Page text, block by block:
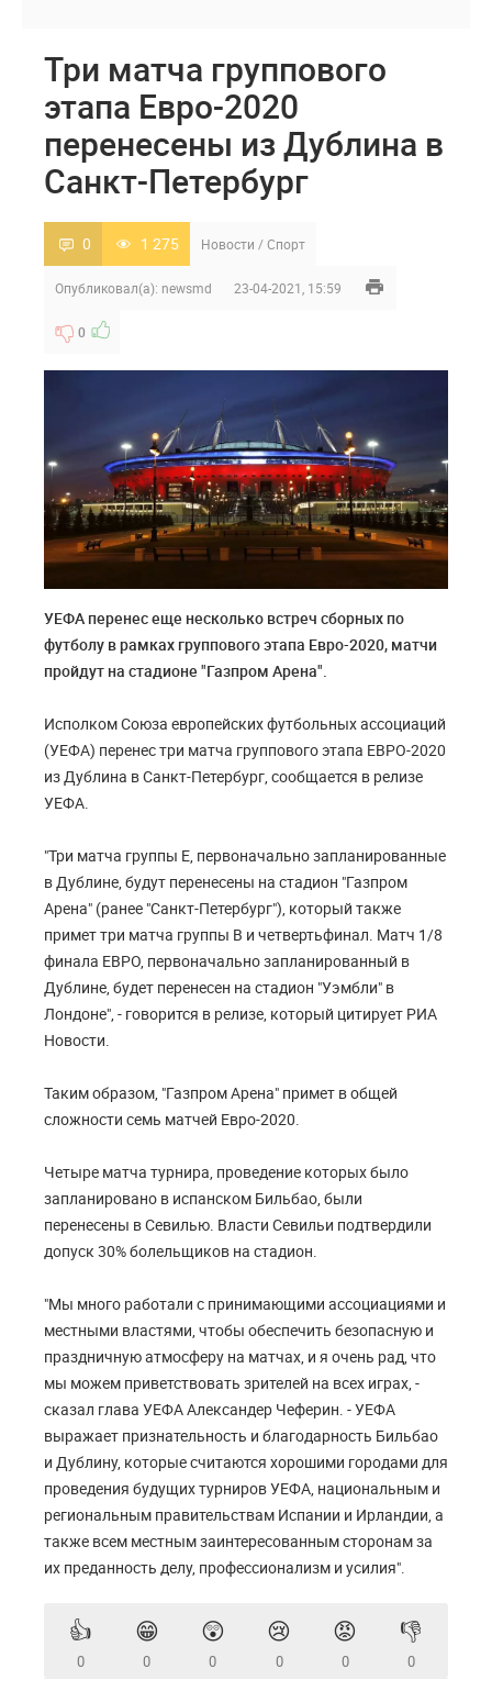
Три матча группового
этапа Евро-2020
перенесены из Дублина в
Санкт-Петербург
0 1 275 Новости /Спорт
Опубликовал(а): newsmd 23-04-2021, 15:59
0
УЕФА перенес еще несколько встреч сборных по
футболу в рамках группового этапа Евро-2020, матчи
пройдут на стадионе "Газпром Арена".
Исполком Союза европейских футбольных ассоциаций
(УЕФА) перенес три матча группового этапа ЕВРО-2020
из Дублина в Санкт-Петербург, сообщается в релизе
УЕФА.
"Три матча группы E, первоначально запланированные
в Дублине, будут перенесены на стадион "Газпром
Арена" (ранее "Санкт-Петербург"), который также
примет три матча группы B и четвертьфинал. Матч 1/8
финала ЕВРО, первоначально запланированный в
Дублине, будет перенесен на стадион "Уэмбли" в
Лондоне", - говорится в релизе, который цитирует РИА
Новости.
Таким образом, "Газпром Арена" примет в общей
сложности семь матчей Евро-2020.
Четыре матча турнира, проведение которых было
запланировано в испанском Бильбао, были
перенесены в Севилью. Власти Севильи подтвердили
допуск 30% болельщиков на стадион.
"Мы много работали с принимающими ассоциациями и
местными властями, чтобы обеспечить безопасную и
праздничную атмосферу на матчах, и я очень рад, что
мы можем приветствовать зрителей на всех играх, -
сказал глава УЕФА Александер Чеферин. - УЕФА
выражает признательность и благодарность Бильбао
и Дублину, которые считаются хорошими городами для
проведения будущих турниров УЕФА, национальным и
региональным правительствам Испании и Ирландии, а
также всем местным заинтересованным сторонам за
их преданность делу, профессионализм и усилия".
👍
0
😁
0
😲
0
😢
0
😡
0
👎
0